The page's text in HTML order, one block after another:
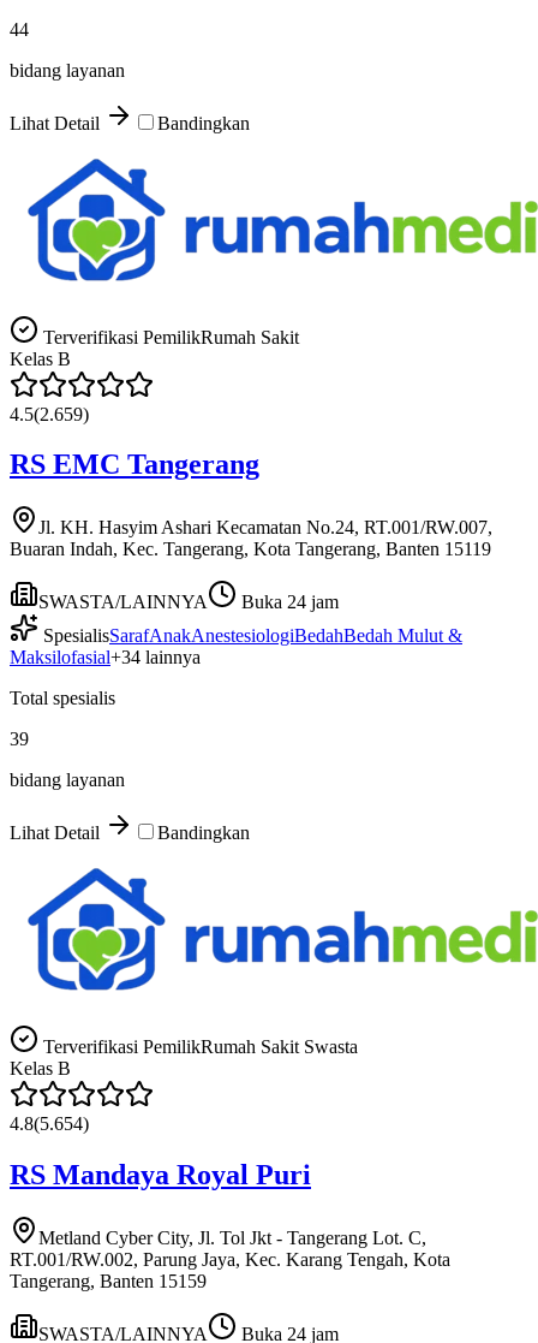
44
bidang layanan
Lihat Detail Bandingkan
Terverifikasi PemilikRumah Sakit
Kelas B
4.5(2.659)
RS EMC Tangerang
Jl. KH. Hasyim Ashari Kecamatan No.24, RT.001/RW.007,
Buaran Indah, Kec. Tangerang, Kota Tangerang, Banten 15119
SWASTA/LAINNYA
Buka 24 jam
SpesialisSarafAnakAnestesiologiBedahBedah Mulut &
Maksilofasial+34 lainnya
Total spesialis
39
bidang layanan
Lihat Detail Bandingkan
Terverifikasi PemilikRumah Sakit Swasta
Kelas B
4.8(5.654)
RS Mandaya Royal Puri
Metland Cyber City, Jl. Tol Jkt - Tangerang Lot. C,
RT.001/RW.002, Parung Jaya, Kec. Karang Tengah, Kota
Tangerang, Banten 15159
SWASTA/LAINNYA Buka 24 jam